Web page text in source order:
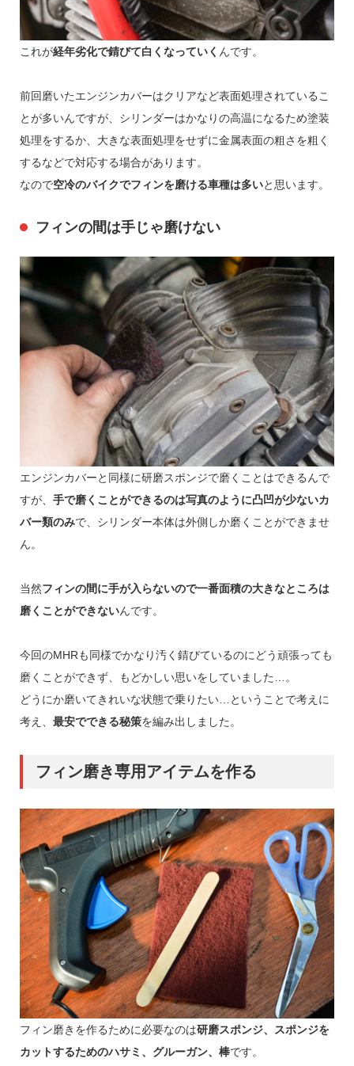
これが経年劣化で錆びて白くなっていく んです。
前回磨いたエンジンカバーはクリアなど表面処理されているこ
とが多いんですが、シリンダーはかなりの高温になるため塗装
処理をするか、大きな表面処理をせずに金属表面の粗さを粗く
するなどで対応する場合があります。
なので空冷のバイクでフィンを磨ける車種は多いと思います。
フィンの間は手じゃ磨けない
エンジンカバーと同様に研磨スポンジで磨くことはできるんで
すが、 手で磨くことができるのは写真のように凸凹が少ないカ
バー類のみで、シリンダー本体は外側しか磨くことができませ
ん。
当然フィンの間に手が入らないので一番面積の大きなところは
磨くことができないんです。
今回のMHRも同様でかなり汚く錆びているのにどう頑張っても
磨くことができず、もどかしい思いをしていました…。
どうにか磨いてきれいな状態で乗りたい…ということで考えに
考え、 最安でできる秘策を編み出しました。
フィン磨き専用アイテムを作る
フィン磨きを作るために必要なのは研磨スポンジ、スポンジを
カットするためのハサミ、グルーガン、棒です。